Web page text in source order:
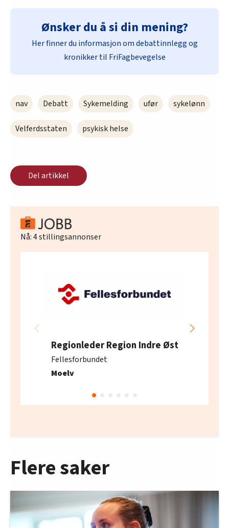
Ønsker du å si din mening?
Her finner du informasjon om debattinnlegg og
kronikker til FriFagbevegelse
nav Debatt Sykemelding ufør sykelønn
Velferdsstaten psykisk helse
Del artikkel
Nå:4stillingsannonser
Regionleder Region Indre Øst
Fellesforbundet
Moelv
Flere saker